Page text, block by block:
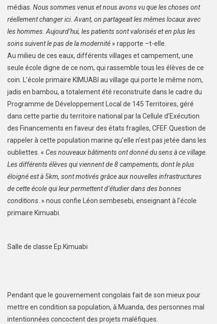
médias. Nous sommes venus et nous avons vu que les choses ont
réellement changer ici. Avant, on partageait les mêmes locaux avec
les hommes. Aujourd’hui, les patients sont valorisés et en plus les
soins suivent le pas de la modernité » rapporte –t-elle.
Au milieu de ces eaux, différents villages et campement, une
seule école digne de ce nom, qui rassemble tous les élèves de ce
coin. L’école primaire KIMUABI au village qui porte le même nom,
jadis en bambou, a totalement été reconstruite dans le cadre du
Programme de Développement Local de 145 Territoires, géré
dans cette partie du territoire national par la Cellule d’Exécution
des Financements en faveur des états fragiles, CFEF. Question de
rappeler à cette population marine qu’elle n’est pas jetée dans les
oubliettes. « Ces nouveaux bâtiments ont donné du sens à ce village.
Les différents élèves qui viennent de 8 campements, dont le plus
éloigné est à 5km, sont motivés grâce aux nouvelles infrastructures
de cette école qui leur permettent d’étudier dans des bonnes
conditions. » nous confie Léon sembesebi, enseignant à l’école
primaire Kimuabi.
Salle de classe Ep.Kimuabi
Pendant que le gouvernement congolais fait de son mieux pour
mettre en condition sa population, à Muanda, des personnes mal
intentionnées concoctent des projets maléfiques.